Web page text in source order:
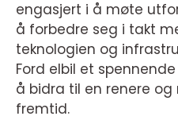
engasjert i å møte
å forbedre seg i takt
teknologien og
Ford elbil et
å bidra til en renere
fremtid.